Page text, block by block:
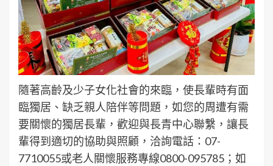
隨著高齡及少子女化社會的來臨，使長輩時有面
臨獨居、缺乏親人陪伴等問題，如您的周遭有需
要關懷的獨居長輩，歡迎與長青中心聯繫，讓長
輩得到適切的協助與照顧，洽詢電話：07-
7710055或老人關懷服務專線0800-095785；如